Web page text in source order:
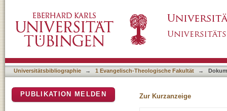
1,30.31; 2,8
Universitätsbibliographie → 1 Evangelisch-Theologische Fakultät →
Zur Kurzanzeige
PUBLIKATION MELDEN